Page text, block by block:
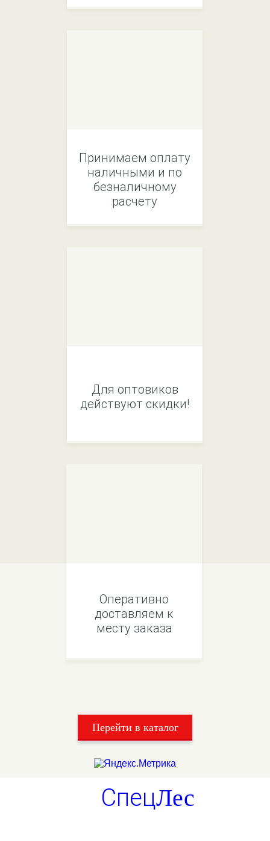
Принимаем оплату
наличными и по
безналичному
расчету
Для оптовиков
действуют скидки!
Оперативно
доставляем к
месту заказа
Перейти в каталог
СпецЛес